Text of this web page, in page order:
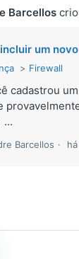
Barcellos
um
Firewall
cadastrou
...
Barcellos